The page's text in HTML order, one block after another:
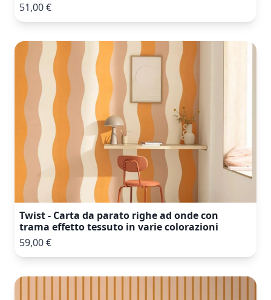
51,00 €
Twist - Carta da parato righe ad onde con
trama effetto tessuto in varie colorazioni
59,00 €